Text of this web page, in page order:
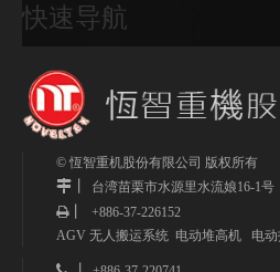
快速导航
© 恆智重机股份有限公司 版权所有
丨 台湾苗栗市水源里水流娘16-1号
丨
+886-37-226152
AGV 无人搬运系统 电动堆高机 电